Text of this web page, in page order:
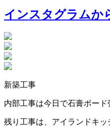
インスタグラムか
新築工事
内部工事は今日で石膏ボード
残り工事は、アイランドキッ